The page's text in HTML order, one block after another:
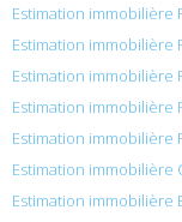
Estimation immobilière
Estimation immobilière
Estimation immobilière
Estimation immobilière
Estimation immobilière
Estimation immobilière
Estimation immobilière